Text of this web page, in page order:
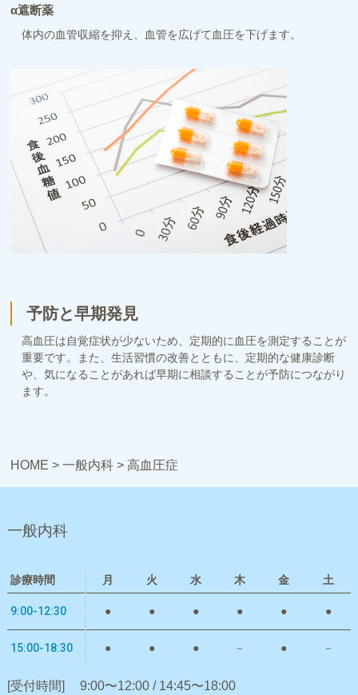
α遮断薬
体内の血管収縮を抑え、血管を広げて血圧を下げます。
予防と早期発見
高血圧は自覚症状が少ないため、定期的に血圧を測定することが
重要です。また、生活習慣の改善とともに、定期的な健康診断
や、気になることがあれば早期に相談することが予防につながり
ます。
HOME > 一般内科 > 高血圧症
一般内科
診療時間 月 火 水 木 金 土
9:00-12:30 ● ● ● ● ● ●
15:00-18:30 ● ● ● － ● －
[受付時間]
9:00〜12:00 / 14:45〜18:00